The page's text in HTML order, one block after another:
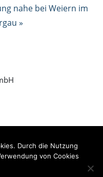
nahe bei Weiern im
»
Durch die Nutzung
von Cookies